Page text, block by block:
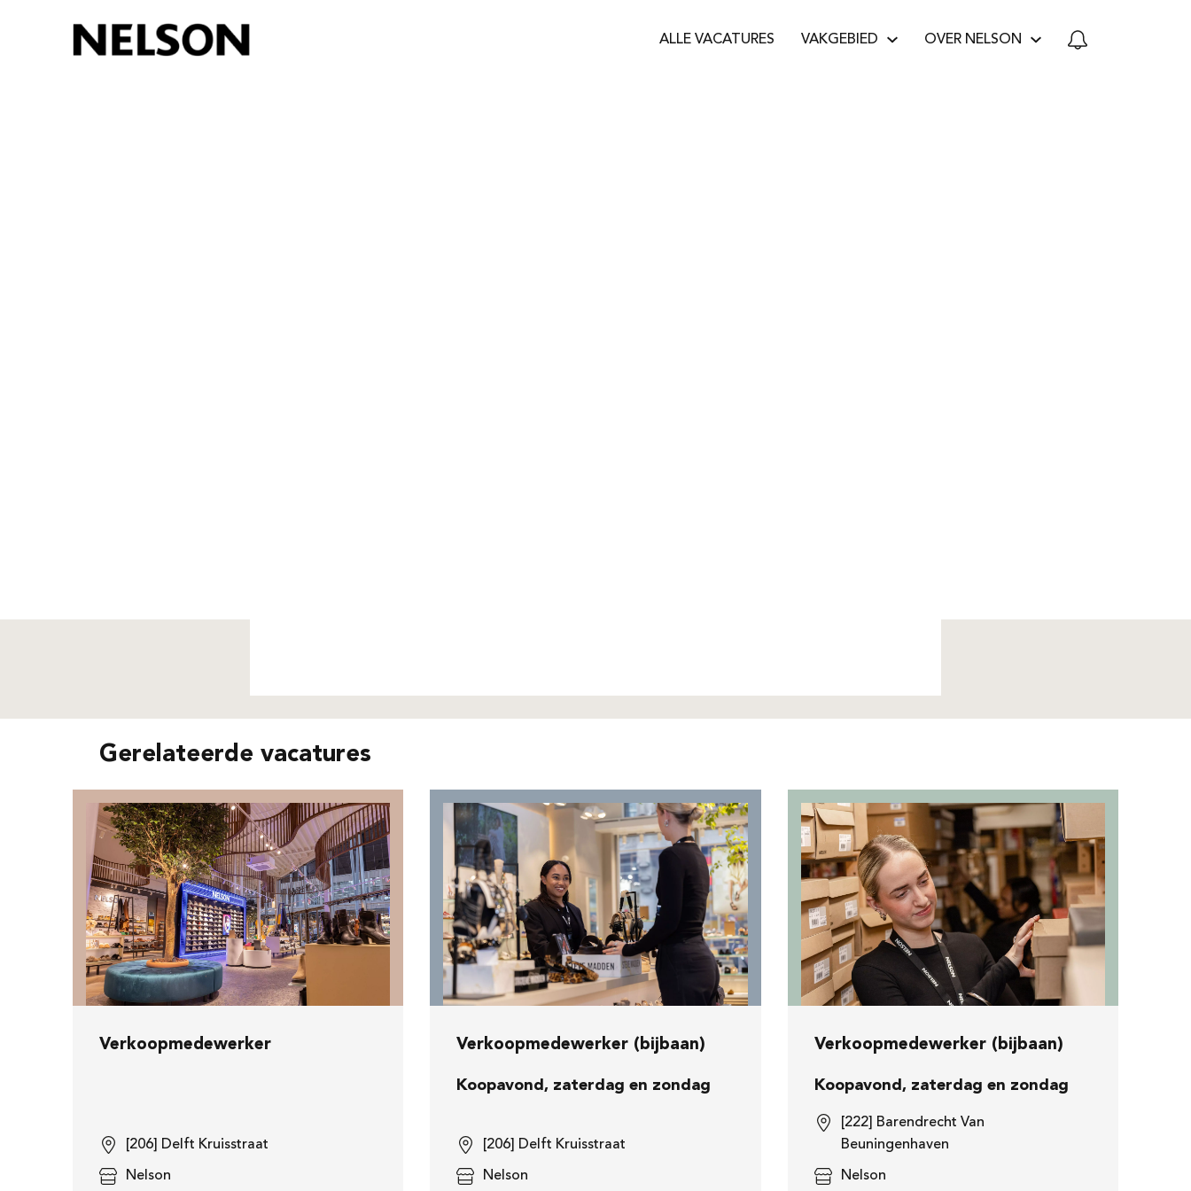
ALLE VACATURES VAKGEBIED OVER NELSON
Gerelateerde vacatures
Verkoopmedewerker
[206] Delft Kruisstraat
Nelson
Verkoopmedewerker (bijbaan)
Koopavond, zaterdag en zondag
[206] Delft Kruisstraat
Nelson
Verkoopmedewerker (bijbaan)
Koopavond, zaterdag en zondag
[222] Barendrecht Van
Beuningenhaven
Nelson